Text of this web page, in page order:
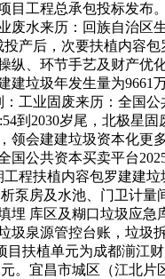
目工程总承包投标发布
废水来历：回族自治区
投产后，次要扶植内容包
纵、环节手艺及财产优
建垃圾年发生量为9661
：工业固废来历：全国公
到2030岁尾，北极星
领会建建垃圾资本化更
国公共资本买卖平台
程扶植内容包罗建建垃
泵房及水池、门卫计量
埋 库区及糊口垃圾应急
圾泉源管控台账，垃圾
目扶植单元为成都湔江
元。宜昌市城区（江北片